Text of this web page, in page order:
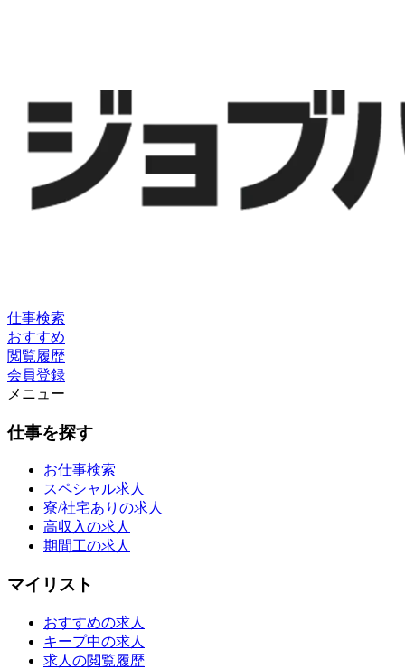
仕事検索
おすすめ
閲覧履歴
会員登録
メニュー
仕事を探す
お仕事検索
スペシャル求人
寮/社宅ありの求人
高収入の求人
期間工の求人
マイリスト
おすすめの求人
キープ中の求人
求人の閲覧履歴